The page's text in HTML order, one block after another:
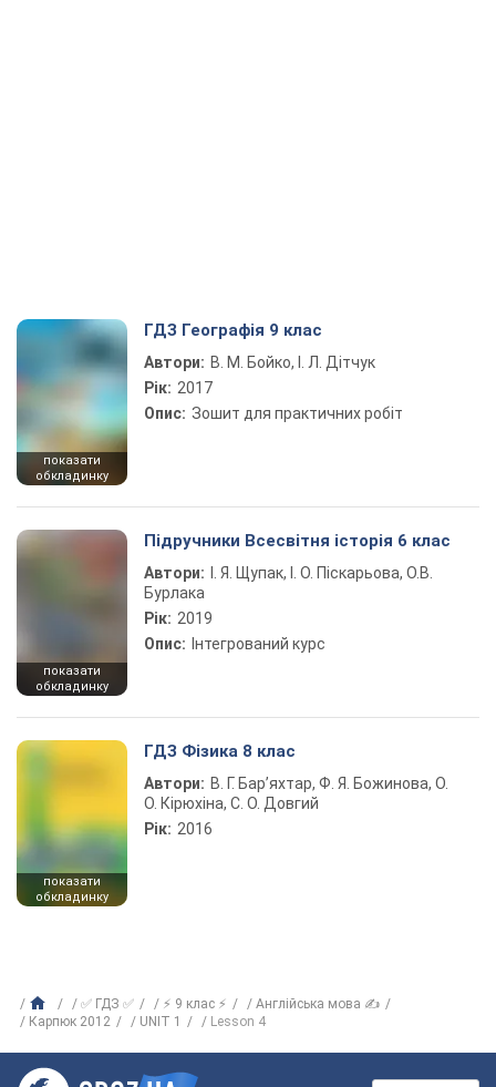
показати
обкладинку
ГДЗ Географія 9 клас
Автори: В. М. Бойко, І. Л. Дітчук
Рік: 2017
Опис: Зошит для практичних робіт
показати
обкладинку
Підручники Всесвітня історія 6 клас
Автори:
І. Я. Щупак, І. О. Піскарьова, О.В.
Бурлака
Рік: 2019
Опис: Інтегрований курс
показати
обкладинку
ГДЗ Фізика 8 клас
Автори: В. Г. Бар’яхтар, Ф. Я. Божинова, О.
О. Кірюхіна, С. О. Довгий
Рік: 2016
✅ ГДЗ ✅ ⚡ 9 клас ⚡
Англійська мова ✍
Карпюк 2012
UNIT 1 Lesson 4